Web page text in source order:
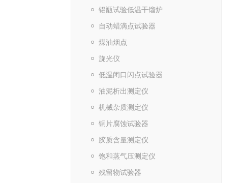
铝甑试验低温干馏炉
自动蜡滴点试验器
煤油烟点
旋光仪
低温闭口闪点试验器
油泥析出测定仪
机械杂质测定仪
铜片腐蚀试验器
胶质含量测定仪
饱和蒸气压测定仪
残留物试验器